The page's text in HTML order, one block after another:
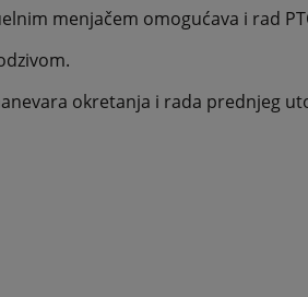
menjačem omogućava i rad
okretanja i rada prednjeg